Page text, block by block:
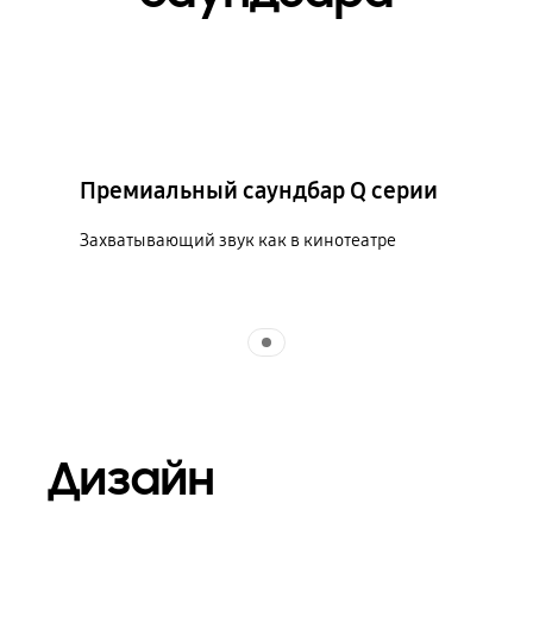
Премиальный саундбар Q серии
Захватывающий звук как в кинотеатре
Дизайн